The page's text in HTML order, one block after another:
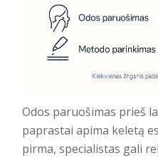
Odos paruošimas prieš
paprastai apima keletą
pirma, specialistas gali